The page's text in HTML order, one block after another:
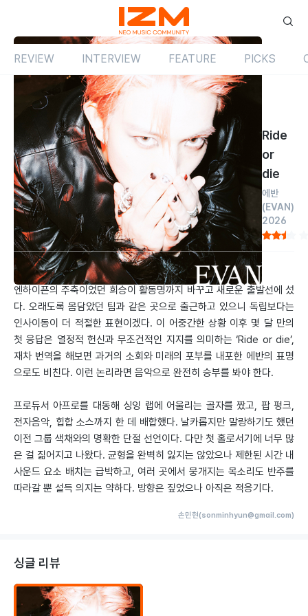
REVIEW INTERVIEW FEATURE PICKS
싱글 국내
Ride
or
die
에반
(EVAN)
2026
by 손민현 2026.07.02
엔하이픈의 주축이었던 희승이 활동명까지 바꾸고 새로운 출발선에 섰
다. 오래도록 몸담았던 팀과 같은 곳으로 출근하고 있으니 독립보다는
인사이동이 더 적절한 표현이겠다. 이 어중간한 상황 이후 몇 달 만의
첫 응답은 열정적 헌신과 무조건적인 지지를 의미하는 ‘Ride or die’,
재차 번역을 해보면 과거의 소회와 미래의 포부를 내포한 에반의 표명
으로도 비친다. 이런 논리라면 음악으로 완전히 승부를 봐야 한다.
프로듀서 아프로를 대동해 싱잉 랩에 어울리는 골자를 짰고, 팝 펑크,
전자음악, 힙합 소스까지 한 데 배합했다. 날카롭지만 말랑하기도 했던
이전 그룹 색채와의 명확한 단절 선언이다. 다만 첫 홀로서기에 너무 많
은 걸 짊어지고 나왔다. 균형을 완벽히 잃지는 않았으나 제한된 시간 내
사운드 요소 배치는 급박하고, 여러 곳에서 뭉개지는 목소리도 반주를
따라갈 뿐 설득 의지는 약하다. 방향은 짚었으나 아직은 적응기다.
손민현(sonminhyun@gmail.com)
싱글 리뷰